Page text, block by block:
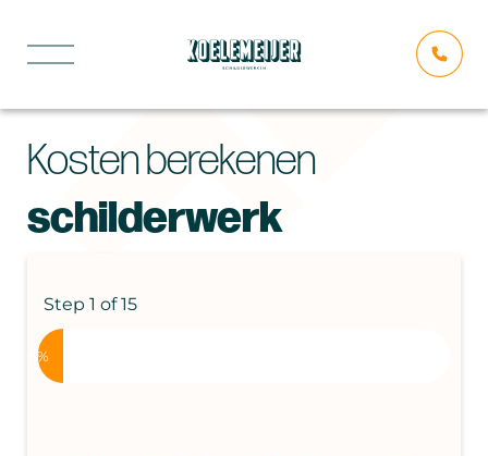
Kosten berekenen
schilderwerk
Step 1 of15
6%